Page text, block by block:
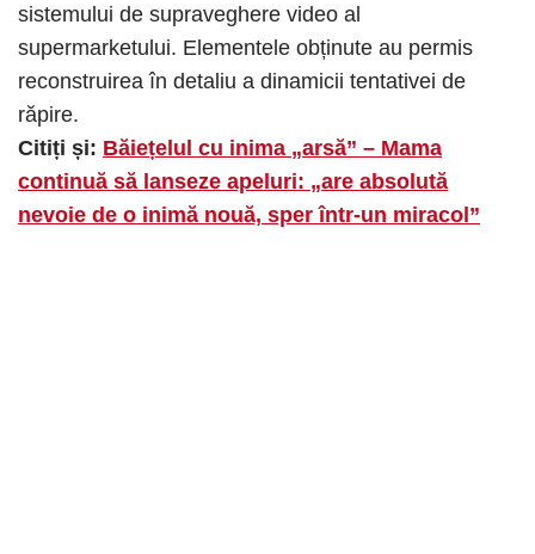
sistemului de supraveghere video al
supermarketului. Elementele obținute au permis
reconstruirea în detaliu a dinamicii tentativei de
răpire.
Citiți și: Băiețelul cu inima „arsă” – Mama
continuă să lanseze apeluri: „are absolută
nevoie de o inimă nouă, sper într-un miracol”